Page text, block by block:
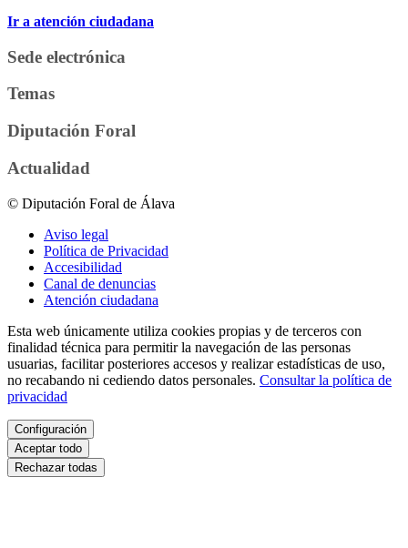
Ir a atención ciudadana
Sede electrónica
Temas
Diputación Foral
Actualidad
© Diputación Foral de Álava
Aviso legal
Política de Privacidad
Accesibilidad
Canal de denuncias
Atención ciudadana
Esta web únicamente utiliza cookies propias y de terceros con
finalidad técnica para permitir la navegación de las personas
usuarias, facilitar posteriores accesos y realizar estadísticas de uso,
no recabando ni cediendo datos personales. Consultar la política de
privacidad
Configuración
Aceptar todo
Rechazar todas